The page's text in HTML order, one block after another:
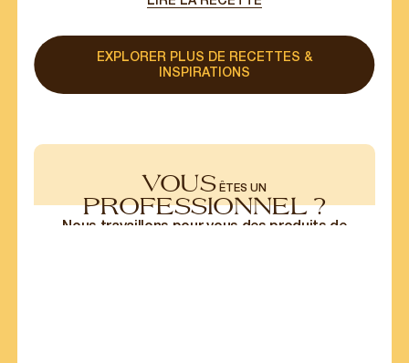
EXPLORER PLUS DE RECETTES &
INSPIRATIONS
VOUS ÊTES UN
PROFESSIONNEL ?
Nous travaillons pour vous des produits de